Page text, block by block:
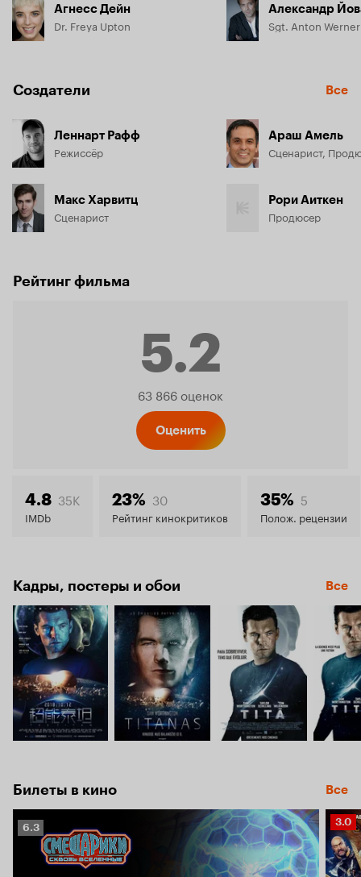
Агнесс Дейн
Dr. Freya Upton
Александр
Sgt. Anton Werner
Создатели Все
Леннарт Рафф
Режиссёр
Макс Харвитц
Сценарист
Араш Амель
Сценарист,
Рори Аиткен
Продюсер
Рейтинг фильма
5.2
Рейтинг
5.2
63 866 оценок
Оценить
4.8 35K
IMDb
23% 30
Рейтинг кинокритиков
35% 5
Полож. рецензии
Кадры, постеры и обои Все
Билеты в кино Все
Рейтинг
Кинопоиска
6.3
3.0
3.0